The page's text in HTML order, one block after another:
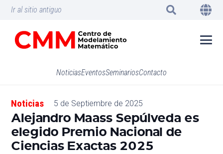
Ir al sitio antiguo
NoticiasEventosSeminariosContacto
Noticias 5 de Septiembre de 2025
Alejandro Maass Sepúlveda es
elegido Premio Nacional de
Ciencias Exactas 2025